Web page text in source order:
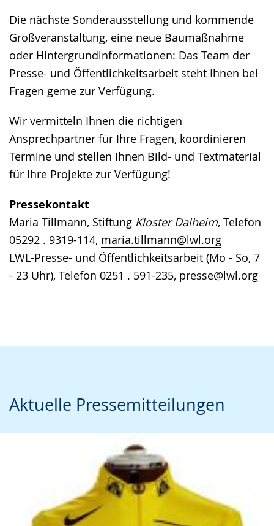
Die nächste Sonderausstellung und kommende
Großveranstaltung, eine neue Baumaßnahme
oder Hintergrundinformationen: Das Team der
Presse- und Öffentlichkeitsarbeit steht Ihnen bei
Fragen gerne zur Verfügung.
Wir vermitteln Ihnen die richtigen
Ansprechpartner für Ihre Fragen, koordinieren
Termine und stellen Ihnen Bild- und Textmaterial
für Ihre Projekte zur Verfügung!
Pressekontakt
Maria Tillmann, Stiftung Kloster Dalheim, Telefon
05292 . 9319-114, maria.tillmann@lwl.org
LWL-Presse- und Öffentlichkeitsarbeit (Mo - So, 7
- 23 Uhr), Telefon 0251 . 591-235, presse@lwl.org
wechseln.
Deutscher
Gebärdensprache
wird
angezeigt.
Aktuelle Pressemitteilungen